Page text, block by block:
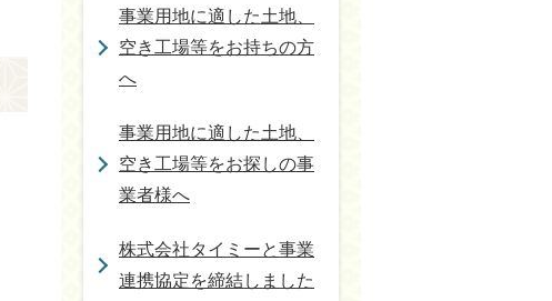
事業用地に適した土地、
空き工場等をお持ちの方
へ
事業用地に適した土地、
空き工場等をお探しの事
業者様へ
株式会社タイミーと事業
連携協定を締結しました